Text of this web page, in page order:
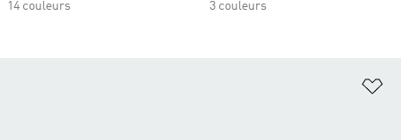
14 couleurs
3 couleurs